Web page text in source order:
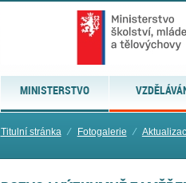
MINISTERSTVO
Titulní stránka ⁄ Fotogalerie ⁄